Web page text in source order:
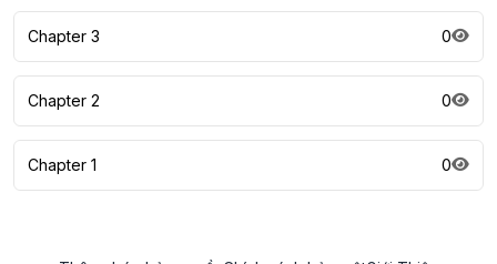
Chapter 3 0
Chapter 2 0
Chapter 1 0